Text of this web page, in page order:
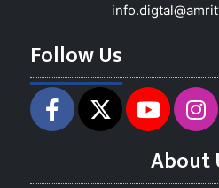
Follow Us
About